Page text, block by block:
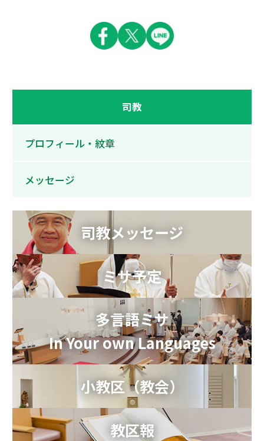
司教
プロフィール・紋章
メッセージ
司教メッセージ
ミサ予定
多言語ミサ
In Your own Languages
小教区（教会）
教区報